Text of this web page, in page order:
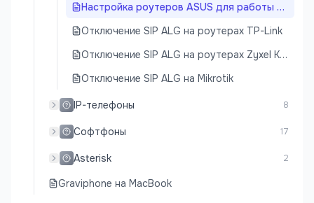
Настройка роутеров ASUS для работы с SIP
Отключение SIP ALG на роутерах TP-Link
Отключение SIP ALG на роутерах Zyxel Keenetic
Отключение SIP ALG на Mikrotik
IP-телефоны 8
Софтфоны 17
Asterisk 2
Graviphone на MacBook